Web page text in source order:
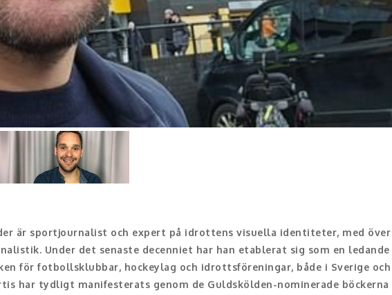
är sportjournalist och expert på idrottens visuella identiteter, med över
Under det senaste decenniet har han etablerat sig som en ledande
för fotbollsklubbar, hockeylag och idrottsföreningar, både i Sverige och
har tydligt manifesterats genom de Guldskölden-nominerade böckerna